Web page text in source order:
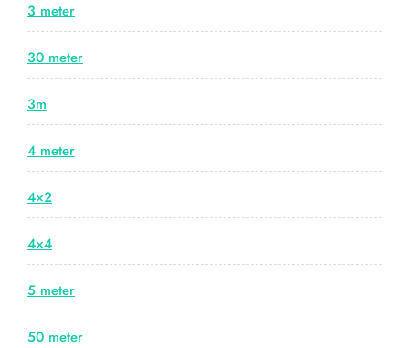
3 meter
30 meter
3m
4 meter
4×2
4×4
5 meter
50 meter